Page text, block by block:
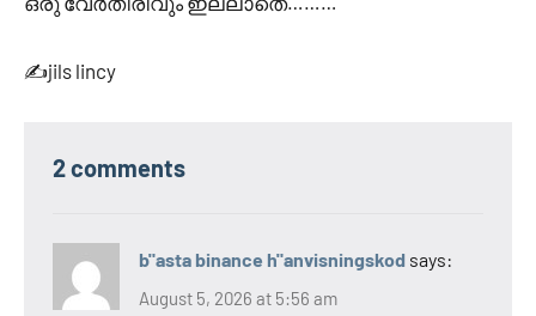
✍️jils lincy
2 comments
b"asta binance h"anvisningskod says:
August 5, 2026 at 5:56 am